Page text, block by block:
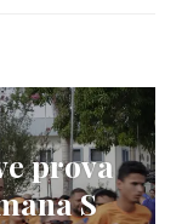
prova
S